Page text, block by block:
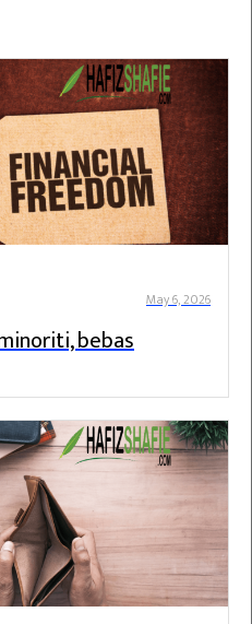
May 6, 2026
bebas